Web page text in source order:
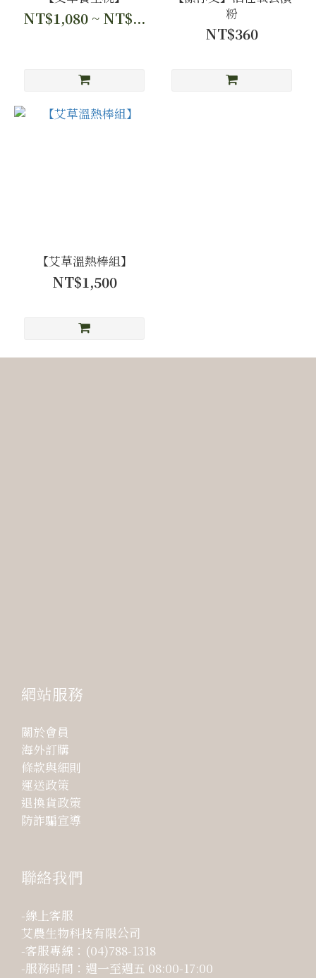
NT$1,080 ~ NT$...
粉
NT$360
【艾草溫熱棒組】
NT$1,500
網站服務
關於會員
海外訂購
條款與細則
運送政策
退換貨政策
防詐騙宣導
聯絡我們
-線上客服
艾農生物科技有限公司
-客服專線：(04)788-1318
-服務時間：週一至週五 08:00-17:00